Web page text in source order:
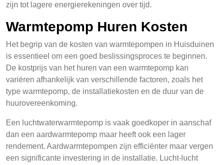
zijn tot lagere energierekeningen over tijd.
Warmtepomp Huren Kosten
Het begrip van de kosten van warmtepompen in Huisduinen
is essentieel om een goed beslissingsproces te beginnen.
De kostprijs van het huren van een warmtepomp kan
variëren afhankelijk van verschillende factoren, zoals het
type warmtepomp, de installatiekosten en de duur van de
huurovereenkoming.
Een luchtwaterwarmtepomp is vaak goedkoper in aanschaf
dan een aardwarmtepomp maar heeft ook een lager
rendement. Aardwarmtepompen zijn efficiënter maar vergen
een significante investering in de installatie. Lucht-lucht